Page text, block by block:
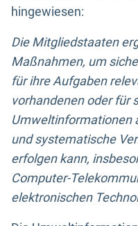
hingewiesen:
Die Mitgliedstaaten
Maßnahmen, um
für ihre Aufgaben
vorhandenen oder für
Umweltinformationen
und systematische
erfolgen kann,
Computer-
elektronischen